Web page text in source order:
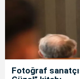
Fotoğraf